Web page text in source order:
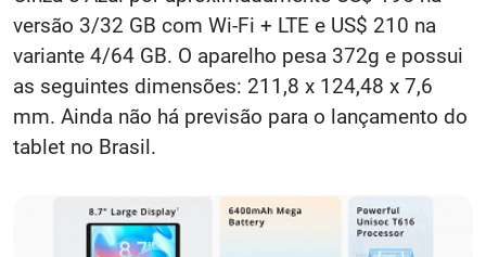
versão 3/32 GB com Wi-Fi + LTE e US$ 210 na
variante 4/64 GB. O aparelho pesa 372g e possui
as seguintes dimensões: 211,8 x 124,48 x 7,6
mm. Ainda não há previsão para o lançamento do
tablet no Brasil.